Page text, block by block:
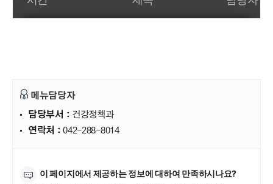
메뉴담당자
담당부서 : 건강정책과
연락처 :042-288-8014
이 페이지에서 제공하는 정보에 대하여 만족하시나요?